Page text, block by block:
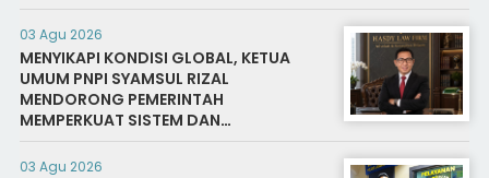
03 Agu 2026
MENYIKAPI KONDISI GLOBAL, KETUA
UMUM PNPI SYAMSUL RIZAL
MENDORONG PEMERINTAH
MEMPERKUAT SISTEM DAN
INFRASTRUKTUR INTELIJEN NEGARA
03 Agu 2026